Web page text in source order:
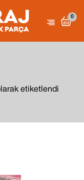
0
etiketlendi